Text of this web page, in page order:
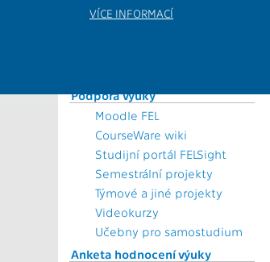
VÍCE INFORMACÍ
Časový plán ak. roku
Podpora výuky
Moodle FEL
CourseWare wiki
Studijní portál FELSight
Semestrální projekty
Týmové a jiné projekty
Videokurzy
Učebny pro samostudium
Anketa hodnocení výuky